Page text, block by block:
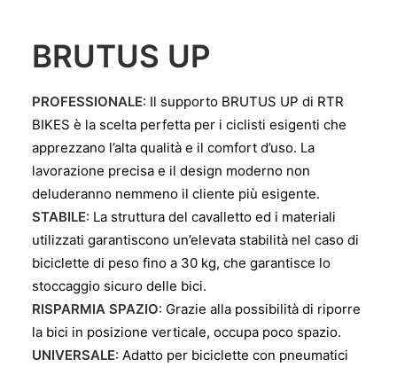
BRUTUS UP
PROFESSIONALE: Il supporto BRUTUS UP di RTR
BIKES è la scelta perfetta per i ciclisti esigenti che
apprezzano l’alta qualità e il comfort d’uso. La
lavorazione precisa e il design moderno non
deluderanno nemmeno il cliente più esigente.
STABILE: La struttura del cavalletto ed i materiali
utilizzati garantiscono un’elevata stabilità nel caso di
biciclette di peso fino a 30 kg, che garantisce lo
stoccaggio sicuro delle bici.
RISPARMIA SPAZIO: Grazie alla possibilità di riporre
la bici in posizione verticale, occupa poco spazio.
UNIVERSALE: Adatto per biciclette con pneumatici